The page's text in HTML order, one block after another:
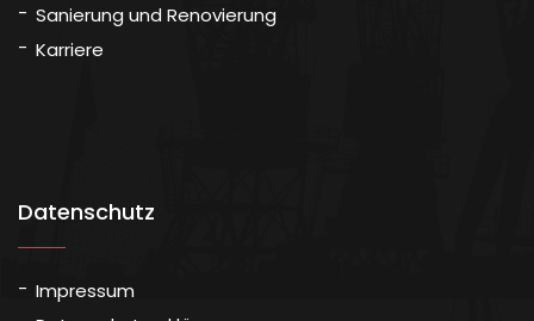
Sanierung und Renovierung
Karriere
Datenschutz
Impressum